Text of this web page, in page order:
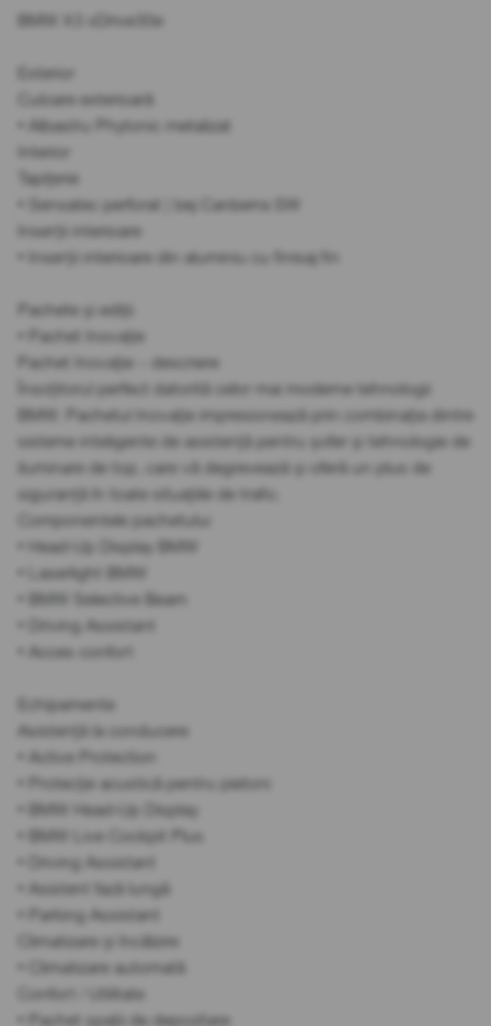
BMW X3 xDrive30e
Exterior
Culoare exterioară
• Albastru Phytonic metalizat
Interior
Tapițerie
• Sensatec perforat | bej Canberra SW
Inserții interioare
• Inserții interioare din aluminiu cu finisaj fin
Pachete și ediții
• Pachet Inovație
Pachet Inovație – descriere
Însoțitorul perfect datorită celor mai moderne tehnologii
BMW. Pachetul Inovație impresionează prin combinația dintre
sisteme inteligente de asistență pentru șofer și tehnologie de
iluminare de top, care vă degrevează și oferă un plus de
siguranță în toate situațiile de trafic.
Componentele pachetului
• Head-Up Display BMW
• Laserlight BMW
• BMW Selective Beam
• Driving Assistant
• Acces confort
Echipamente
Asistență la conducere
• Active Protection
• Protecție acustică pentru pietoni
• BMW Head-Up Display
• BMW Live Cockpit Plus
• Driving Assistant
• Asistent fază lungă
• Parking Assistant
Climatizare și încălzire
• Climatizare automată
Confort / Utilitate
• Pachet spații de depozitare